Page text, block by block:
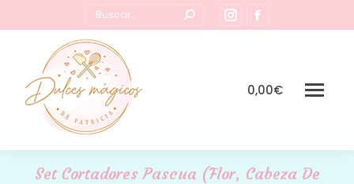
Buscar:
Instagram
page
new
page
in
0,00€
Set Cortadores Pascua (Flor, Cabeza De